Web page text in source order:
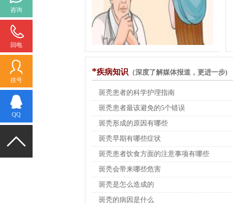
*疾病知识 （深度了解媒体报道，更进一步)
斑秃患者的科学护理指南
斑秃患者最该避免的5个错误
斑秃形成的原因有哪些
斑秃早期有哪些症状
斑秃患者饮食方面的注意事项有哪些
斑秃会带来哪些危害
斑秃是怎么造成的
斑秃的病因是什么
咨询
回电
挂号
QQ